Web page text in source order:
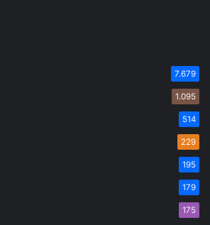
7.679
1.095
514
229
195
179
175